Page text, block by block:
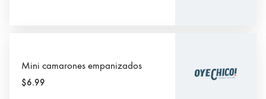
Mini camarones empanizados
$6.99